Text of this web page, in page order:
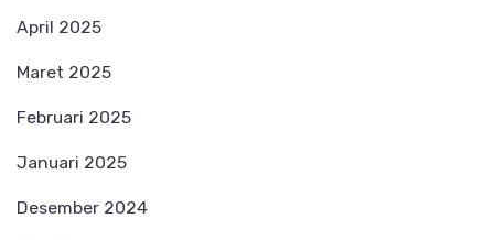
April 2025
Maret 2025
Februari 2025
Januari 2025
Desember 2024